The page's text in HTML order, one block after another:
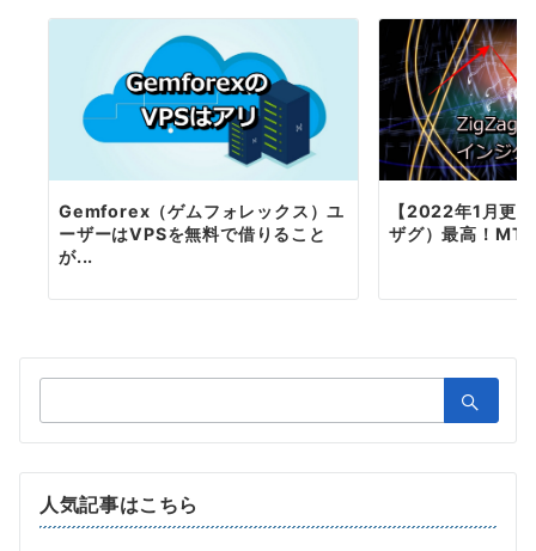
Gemforex（ゲムフォレックス）ユ
ーザーはVPSを無料で借りること
が...
【2022年1月更
ザグ）最高！
索：
人気記事はこちら